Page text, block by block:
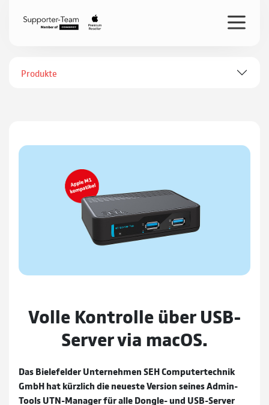
Produkte
Volle Kontrolle über USB-
Server via macOS.
Das Bielefelder Unternehmen SEH Computertechnik
GmbH hat kürzlich die neueste Version seines Admin-
Tools UTN-Manager für alle Dongle- und USB-Server